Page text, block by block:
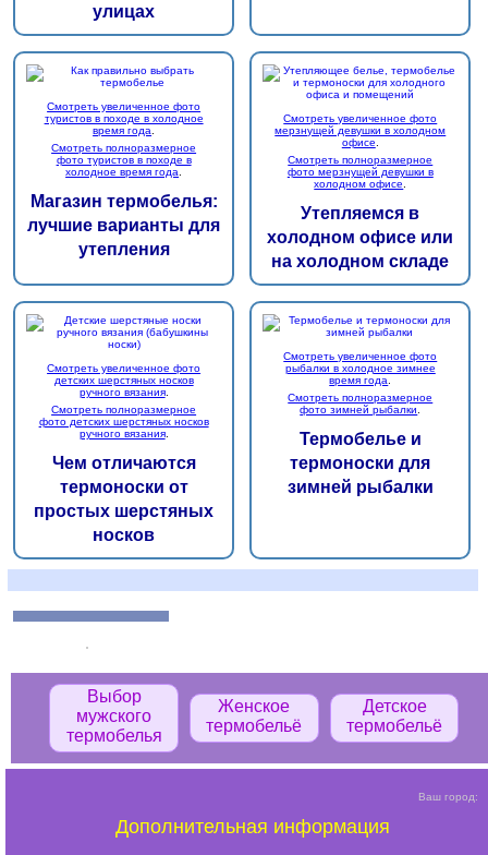
Выбор
мужского
термобелья
Женское
термобельё
Детское
термобельё
улицах
Смотреть увеличенное фото
туристов в походе в холодное
время года
Смотреть полноразмерное
фото туристов в походе в
холодное время года
Магазин термобелья:
лучшие варианты для
утепления
Смотреть увеличенное фото
мерзнущей девушки в холодном
офисе
Смотреть полноразмерное
фото мерзнущей девушки в
холодном офисе
Утепляемся в
холодном офисе или
на холодном складе
Смотреть увеличенное фото
детских шерстяных носков
ручного вязания.
Смотреть полноразмерное
фото детских шерстяных носков
ручного вязания.
Чем отличаются
термоноски от
простых шерстяных
носков
Смотреть увеличенное фото
рыбалки в холодное зимнее
время года
Смотреть полноразмерное
фото зимней рыбалки
Термобелье и
термоноски для
зимней рыбалки
Ваш город:
Дополнительная информация